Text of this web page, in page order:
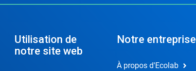
Utilisation de
notre site web
Notre entreprise
À propos d'Ecolab